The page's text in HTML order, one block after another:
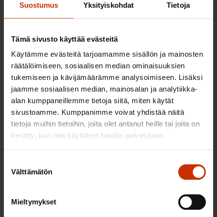
Suostumus Yksityiskohdat Tietoja
Tämä sivusto käyttää evästeitä
Käytämme evästeitä tarjoamamme sisällön ja mainosten
räätälöimiseen, sosiaalisen median ominaisuuksien
tukemiseen ja kävijämäärämme analysoimiseen. Lisäksi
jaamme sosiaalisen median, mainosalan ja analytiikka-
alan kumppaneillemme tietoja siitä, miten käytät
sivustoamme. Kumppanimme voivat yhdistää näitä
tietoja muihin tietoihin, joita olet antanut heille tai joita on
kerätty, kun olet käyttänyt heidän palvelujaan.
valinta
Välttämätön
Mieltymykset
Työmarkkinakeskusjärjestöt: Tuottava ja